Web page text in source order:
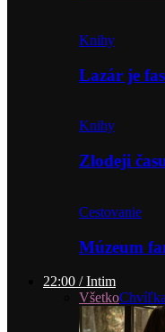
Knihy
Lazár je
Knihy
Zlodeji
Cestovanie
Múzeum
22:00 / Intim
Všetko